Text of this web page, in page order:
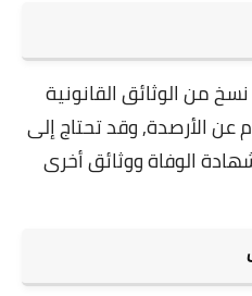
من الوثائق القانونية
الأرصدة, وقد تحتاج إلى
الوفاة ووثائق أخرى